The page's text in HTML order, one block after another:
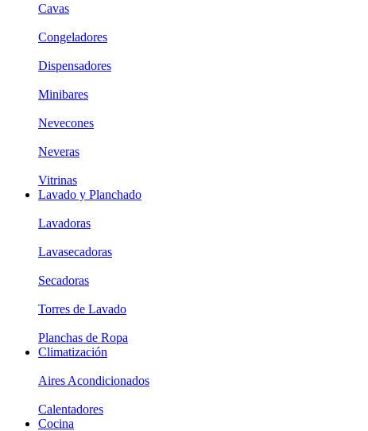
Cavas
Congeladores
Dispensadores
Minibares
Nevecones
Neveras
Vitrinas
Lavado y Planchado
Lavadoras
Lavasecadoras
Secadoras
Torres de Lavado
Planchas de Ropa
Climatización
Aires Acondicionados
Calentadores
Cocina